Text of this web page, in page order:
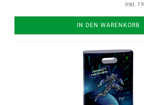
inkl.
IN DEN WARENKORB